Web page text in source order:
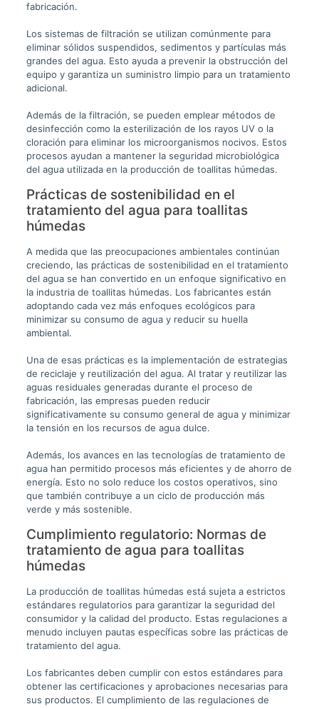
fabricación.
Los sistemas de filtración se utilizan comúnmente para
eliminar sólidos suspendidos, sedimentos y partículas más
grandes del agua. Esto ayuda a prevenir la obstrucción del
equipo y garantiza un suministro limpio para un tratamiento
adicional.
Además de la filtración, se pueden emplear métodos de
desinfección como la esterilización de los rayos UV o la
cloración para eliminar los microorganismos nocivos. Estos
procesos ayudan a mantener la seguridad microbiológica
del agua utilizada en la producción de toallitas húmedas.
Prácticas de sostenibilidad en el
tratamiento del agua para toallitas
húmedas
A medida que las preocupaciones ambientales continúan
creciendo, las prácticas de sostenibilidad en el tratamiento
del agua se han convertido en un enfoque significativo en
la industria de toallitas húmedas. Los fabricantes están
adoptando cada vez más enfoques ecológicos para
minimizar su consumo de agua y reducir su huella
ambiental.
Una de esas prácticas es la implementación de estrategias
de reciclaje y reutilización del agua. Al tratar y reutilizar las
aguas residuales generadas durante el proceso de
fabricación, las empresas pueden reducir
significativamente su consumo general de agua y minimizar
la tensión en los recursos de agua dulce.
Además, los avances en las tecnologías de tratamiento de
agua han permitido procesos más eficientes y de ahorro de
energía. Esto no solo reduce los costos operativos, sino
que también contribuye a un ciclo de producción más
verde y más sostenible.
Cumplimiento regulatorio: Normas de
tratamiento de agua para toallitas
húmedas
La producción de toallitas húmedas está sujeta a estrictos
estándares regulatorios para garantizar la seguridad del
consumidor y la calidad del producto. Estas regulaciones a
menudo incluyen pautas específicas sobre las prácticas de
tratamiento del agua.
Los fabricantes deben cumplir con estos estándares para
obtener las certificaciones y aprobaciones necesarias para
sus productos. El cumplimiento de las regulaciones de